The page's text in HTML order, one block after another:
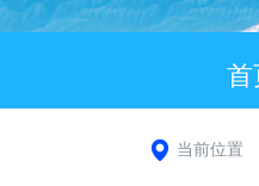
首
当前位置